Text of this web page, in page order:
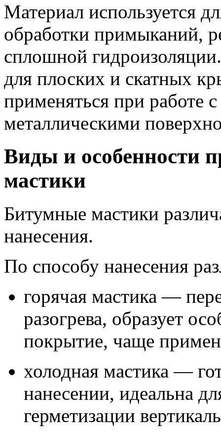
Материал используется
обработки примыканий,
сплошной
для плоских и скатных
применяться при работе
металлическими
Виды и особенности
мастики
Битумные мастики
нанесения.
По способу нанесения
горячая мастика —
разогрева, образует
покрытие, чаще
холодная мастика —
нанесении, идеальна
герметизации